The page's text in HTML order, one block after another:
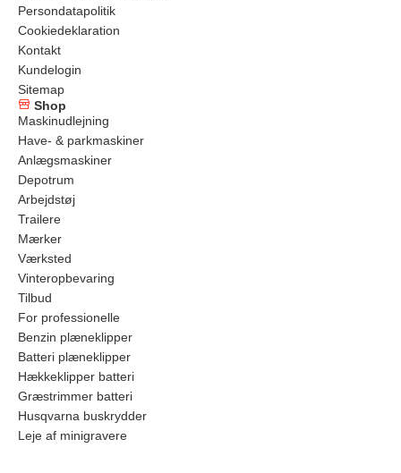
Persondatapolitik
Cookiedeklaration
Kontakt
Kundelogin
Sitemap
Shop
Maskinudlejning
Have- & parkmaskiner
Anlægsmaskiner
Depotrum
Arbejdstøj
Trailere
Mærker
Værksted
Vinteropbevaring
Tilbud
For professionelle
Benzin plæneklipper
Batteri plæneklipper
Hækkeklipper batteri
Græstrimmer batteri
Husqvarna buskrydder
Leje af minigravere